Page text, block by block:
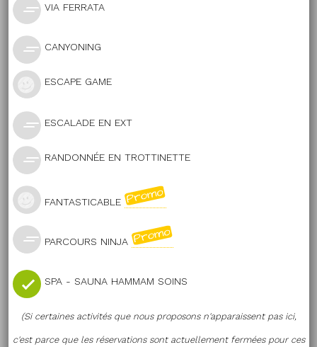
VIA FERRATA
CANYONING
ESCAPE GAME
ESCALADE EN EXT
RANDONNÉE EN TROTTINETTE
FANTASTICABLE
PARCOURS NINJA
SPA - SAUNA HAMMAM SOINS
(Si certaines activités que nous proposons n'apparaissent pas ici,
c'est parce que les réservations sont actuellement fermées pour ces